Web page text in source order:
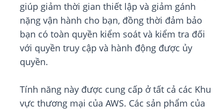
giúp giảm thời gian thiết lập và giảm gánh
nặng vận hành cho bạn, đồng thời đảm bảo
bạn có toàn quyền kiểm soát và kiểm tra đối
với quyền truy cập và hành động được ủy
quyền.
Tính năng này được cung cấp ở tất cả các Khu
vực thương mại của AWS. Các sản phẩm của